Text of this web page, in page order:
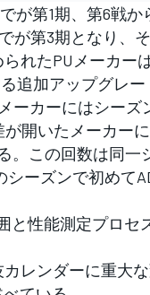
が第1期、第6戦か
が第3期となり、
れたPUメーカ
追加アップグレー
カーにはシーズ
開いたメーカー
。この回数は同一
ーズンで初めて
と性能測定プロ
カレンダーに重大